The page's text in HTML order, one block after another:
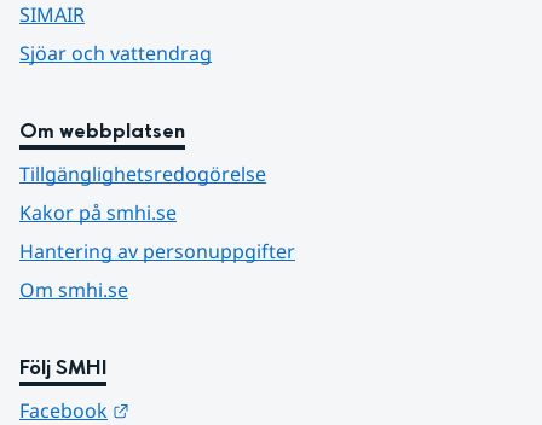
SIMAIR
Sjöar och vattendrag
Om webbplatsen
Tillgänglighetsredogörelse
Kakor på smhi.se
Hantering av personuppgifter
Om smhi.se
Följ SMHI
Facebook